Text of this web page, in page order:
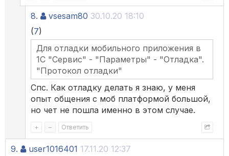
8. vsesam80 30.10.20 18:10
(7)
Для отладки мобильного приложения в
1С "Сервис" - "Параметры" - "Отладка".
"Протокол отладки"
Спс. Как отладку делать я знаю, у меня
опыт общения с моб платформой большой,
но чет не пошла именно в этом случае.
+ – Ответить
9. user1016401 17.11.20 12:37